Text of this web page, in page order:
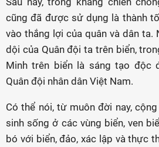
cũng đã được sử dụng là thành
vào thắng lợi của quân và dân ta.
dội của Quân đội ta trên biển,
Minh trên biển là sáng tạo độc
Quân đội nhân dân Việt Nam.
Có thể nói, từ muôn đời nay,
sinh sống ở các vùng biển, ven
bó với biển, đảo, xác lập và thực